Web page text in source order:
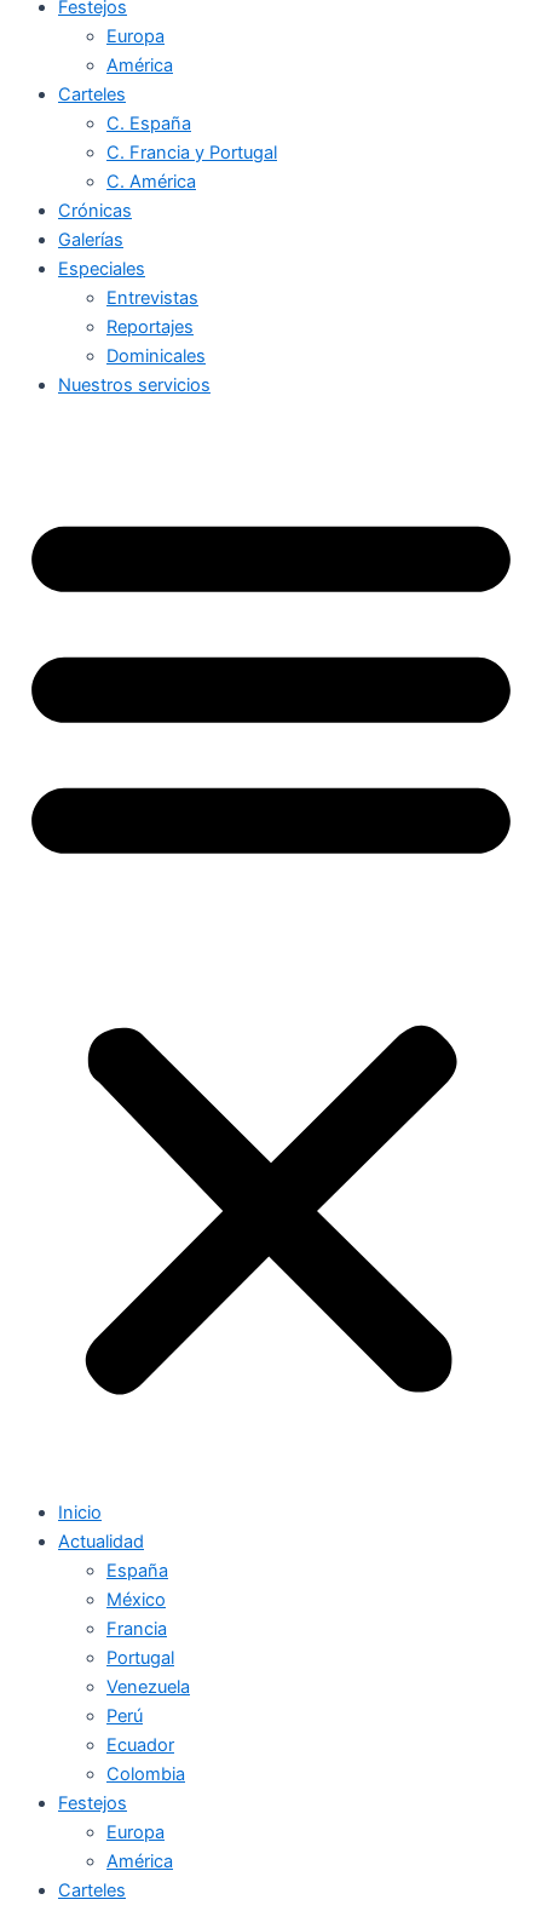
Festejos
Europa
América
Carteles
C. España
C. Francia y Portugal
C. América
Crónicas
Galerías
Especiales
Entrevistas
Reportajes
Dominicales
Nuestros servicios
Inicio
Actualidad
España
México
Francia
Portugal
Venezuela
Perú
Ecuador
Colombia
Festejos
Europa
América
Carteles